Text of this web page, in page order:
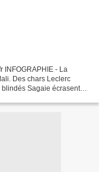
INFOGRAPHIE - La
Des chars Leclerc
Sagaie écrasent